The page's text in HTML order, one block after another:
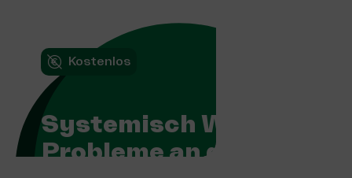
Kostenlos
Systemisch Wirken:
Probleme an der